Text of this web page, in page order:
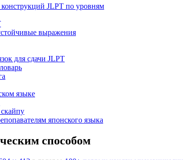
JLPT по уровням
выражения
для сдачи JLPT
языке
японского языка
способом